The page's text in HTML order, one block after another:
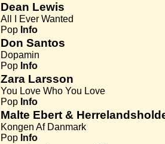
Dean Lewis
All I Ever Wanted
Pop Info
Don Santos
Dopamin
Pop Info
Zara Larsson
You Love Who You Love
Pop Info
Malte Ebert &
Kongen Af Danmark
Pop Info